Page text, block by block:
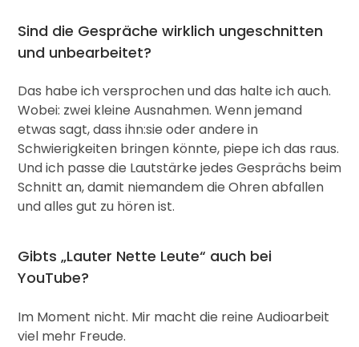
Sind die Gespräche wirklich ungeschnitten
und unbearbeitet?
Das habe ich versprochen und das halte ich auch.
Wobei: zwei kleine Ausnahmen. Wenn jemand
etwas sagt, dass ihn:sie oder andere in
Schwierigkeiten bringen könnte, piepe ich das raus.
Und ich passe die Lautstärke jedes Gesprächs beim
Schnitt an, damit niemandem die Ohren abfallen
und alles gut zu hören ist.
Gibts „Lauter Nette Leute“ auch bei
YouTube?
Im Moment nicht. Mir macht die reine Audioarbeit
viel mehr Freude.